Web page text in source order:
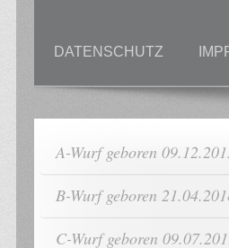
DATENSCHUTZ
A-Wurf geboren
B-Wurf geboren
C-Wurf geboren